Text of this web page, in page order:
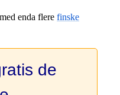
enda flere finske
de